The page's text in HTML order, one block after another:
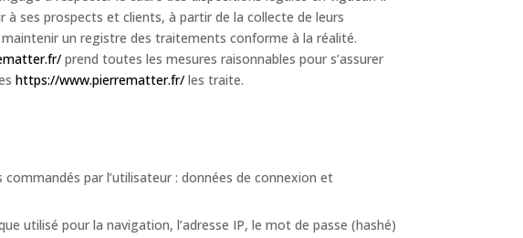
ses prospects et clients, à partir de la collecte de leurs
un registre des traitements conforme à la réalité.
prend toutes les mesures raisonnables pour s’assurer
https://www.pierrematter.fr/ les traite.
par l’utilisateur : données de connexion et
utilisé pour la navigation, l’adresse IP, le mot de passe (hashé)